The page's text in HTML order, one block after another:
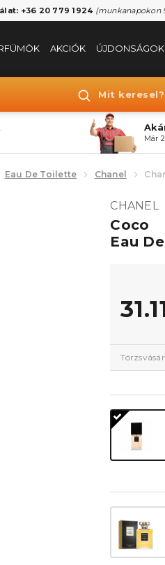
+36 20 779 1924 (munkanapokon
AKCIÓK ÚJDONSÁGOK
Mit
Már
Eau De Toilette Chanel
CHANEL
Coco
Eau